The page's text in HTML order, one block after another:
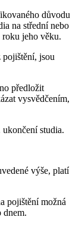
důvodu
na střední nebo
roku jeho věku.
jsou
předložit
vysvědčením,
studia.
výše, platí
pojištění možná
dnem.